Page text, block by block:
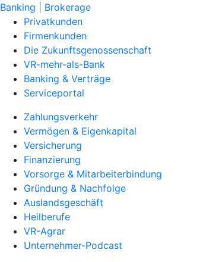
Banking | Brokerage
Privatkunden
Firmenkunden
Die Zukunftsgenossenschaft
VR-mehr-als-Bank
Banking & Verträge
Serviceportal
Zahlungsverkehr
Vermögen & Eigenkapital
Versicherung
Finanzierung
Vorsorge & Mitarbeiterbindung
Gründung & Nachfolge
Auslandsgeschäft
Heilberufe
VR-Agrar
Unternehmer-Podcast